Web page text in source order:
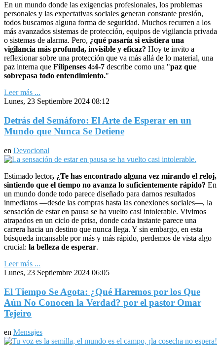
En un mundo donde las exigencias profesionales, los problemas
personales y las expectativas sociales generan constante presión,
todos buscamos alguna forma de seguridad. Muchos recurren a los
más avanzados sistemas de protección, equipos de vigilancia privada
o sistemas de alarma. Pero, ¿qué pasaría si existiera una
vigilancia más profunda, invisible y eficaz? Hoy te invito a
reflexionar sobre una protección que va más allá de lo material, una
paz interna que Filipenses 4:4-7 describe como una "paz que
sobrepasa todo entendimiento."
Leer más ...
Lunes, 23 Septiembre 2024 08:12
Detrás del Semáforo: El Arte de Esperar en un
Mundo que Nunca Se Detiene
en Devocional
Estimado lector, ¿Te has encontrado alguna vez mirando el reloj,
sintiendo que el tiempo no avanza lo suficientemente rápido? En
un mundo donde todo parece diseñado para darnos resultados
inmediatos —desde las compras hasta las conexiones sociales—, la
sensación de estar en pausa se ha vuelto casi intolerable. Vivimos
atrapados en un ciclo de prisa, donde cada instante parece una
carrera hacia un destino que nunca llega. Y sin embargo, en esta
búsqueda incansable por más y más rápido, perdemos de vista algo
crucial: la belleza de esperar.
Leer más ...
Lunes, 23 Septiembre 2024 06:05
El Tiempo Se Agota: ¿Qué Haremos por los Que
Aún No Conocen la Verdad? por el pastor Omar
Tejeiro
en Mensajes